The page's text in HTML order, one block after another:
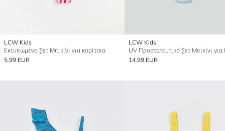
LCW Kids
Εκτυπωμένο Σετ Μπικίνι για κορίτσια
5.99 EUR
LCW Kids
14.99 EUR